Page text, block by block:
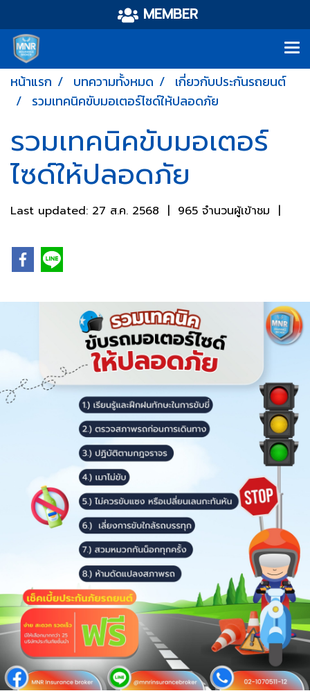
MEMBER
หน้าแรก บทความทั้งหมด
เกี่ยวกับประกันรถยนต์
รวมเทคนิคขับมอเตอร์ไซด์ให้ปลอดภัย
รวมเทคนิคขับมอเตอร์
ไซด์ให้ปลอดภัย
Last updated: 27 ส.ค. 2568 | 965 จำนวนผู้เข้าชม |